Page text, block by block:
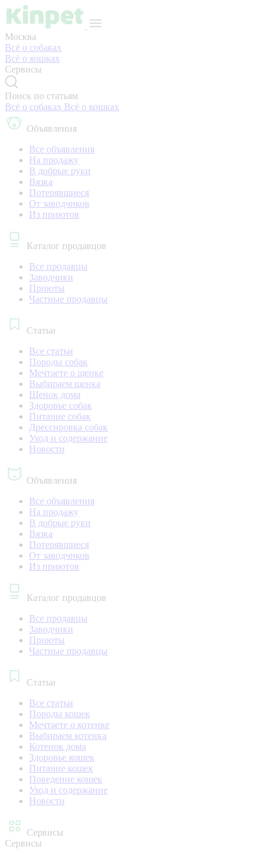
Москва
Всё о собаках
Всё о кошках
Сервисы
Поиск по статьям
Всё о собаках Всё о кошках
Объявления
Все объявления
На продажу
В добрые руки
Вязка
Потерявшиеся
От заводчиков
Из приютов
Каталог продавцов
Все продавцы
Заводчики
Приюты
Частные продавцы
Статьи
Все статьи
Породы собак
Мечтаете о щенке
Выбираем щенка
Щенок дома
Здоровье собак
Питание собак
Дрессировка собак
Уход и содержание
Новости
Объявления
Все объявления
На продажу
В добрые руки
Вязка
Потерявшиеся
От заводчиков
Из приютов
Каталог продавцов
Все продавцы
Заводчики
Приюты
Частные продавцы
Статьи
Все статьи
Породы кошек
Мечтаете о котенке
Выбираем котенка
Котенок дома
Здоровье кошек
Питание кошек
Поведение кошек
Уход и содержание
Новости
Сервисы
Сервисы